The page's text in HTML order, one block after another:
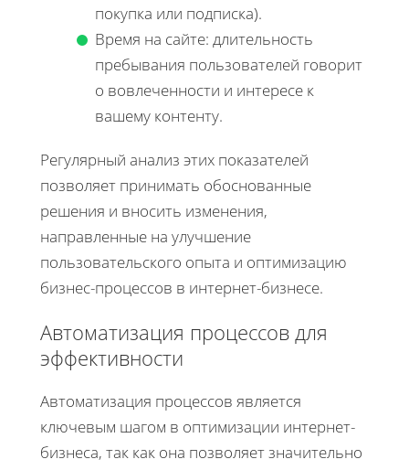
покупка или подписка).
Время на сайте: длительность
пребывания пользователей говорит
о вовлеченности и интересе к
вашему контенту.
Регулярный анализ этих показателей
позволяет принимать обоснованные
решения и вносить изменения,
направленные на улучшение
пользовательского опыта и оптимизацию
бизнес-процессов в интернет-бизнесе.
Автоматизация процессов для
эффективности
Автоматизация процессов является
ключевым шагом в оптимизации интернет-
бизнеса, так как она позволяет значительно